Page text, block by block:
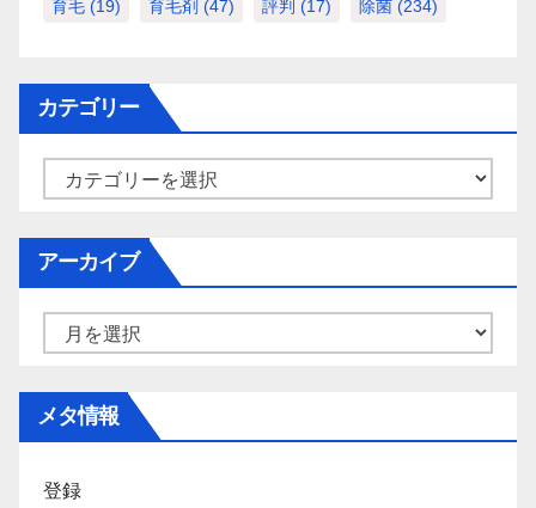
育毛 (19) 育毛剤 (47) 評判 (17) 除菌 (234)
カテゴリー
ー
アーカイブ
メタ情報
登録